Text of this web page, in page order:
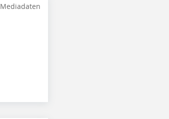
Mediadaten